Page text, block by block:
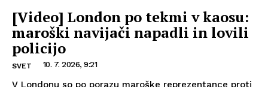
[Video] London po tekmi v kaosu:
maroški navijači napadli in lovili
policijo
SVET 10. 7. 2026, 9:21